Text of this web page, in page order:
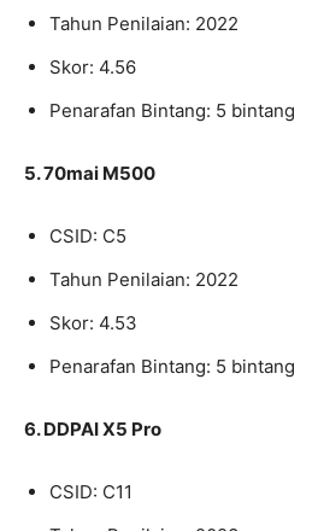
Tahun Penilaian: 2022
Skor: 4.56
Penarafan Bintang: 5 bintang
5. 70mai M500
CSID: C5
Tahun Penilaian: 2022
Skor: 4.53
Penarafan Bintang: 5 bintang
6. DDPAI X5 Pro
CSID: C11